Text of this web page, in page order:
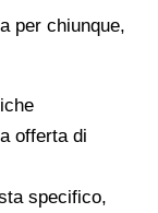
per chiunque,
offerta di
specifico,